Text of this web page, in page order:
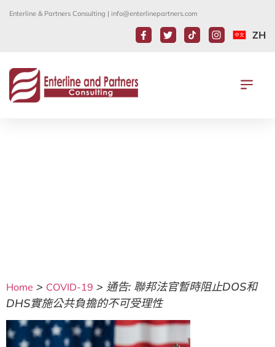
Enterline & Partners Consulting | info@enterlinepartners.com
ZH
Home > COVID-19 > 通告: 聯邦法官暫時阻止DOS和
DHS實施公共負擔的不可受理性